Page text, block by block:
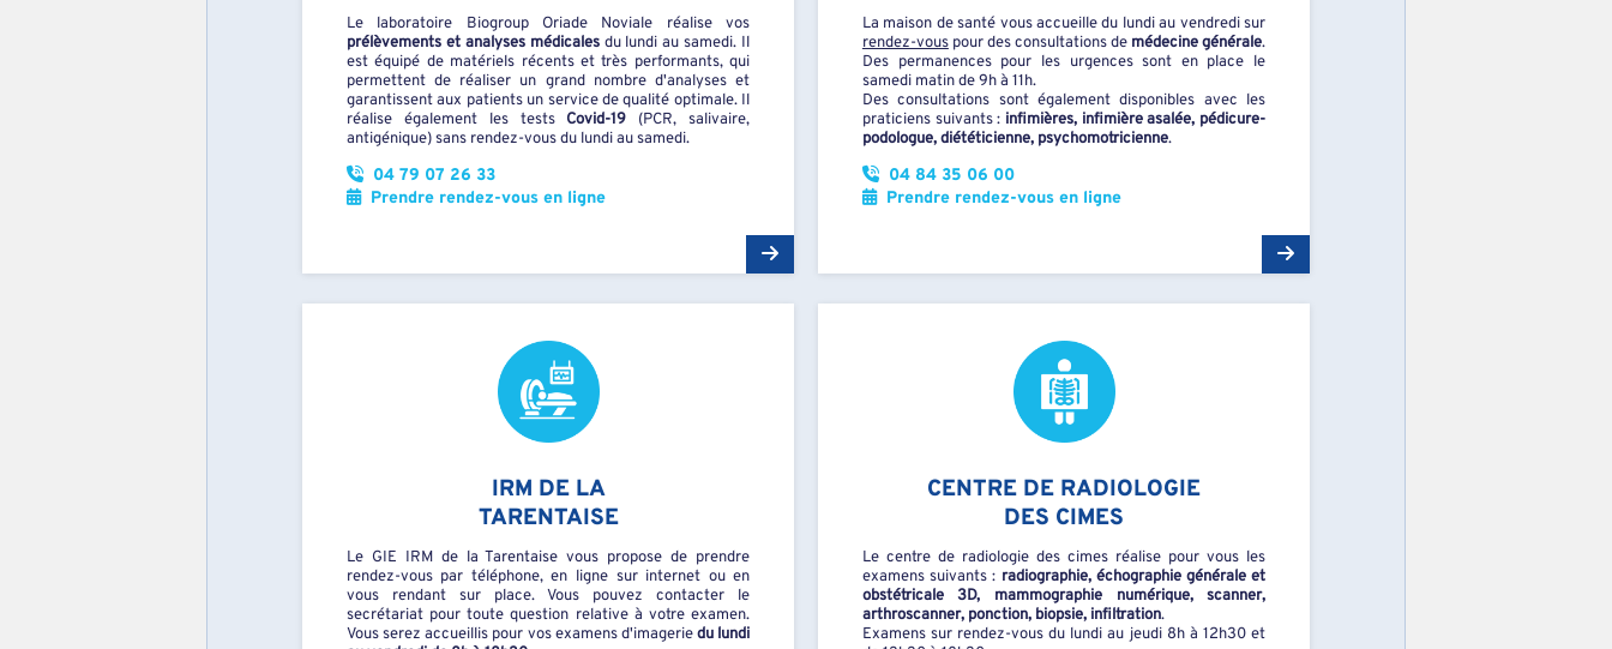
Le laboratoire Biogroup Oriade Noviale réalise vos
prélèvements et analyses médicalesdu lundi au samedi. Il
est équipé de matériels récents et très performants, qui
permettent de réaliser un grand nombre d'analyses et
garantissent aux patients un service de qualité optimale. Il
réalise également les tests Covid-19 (PCR, salivaire,
antigénique) sans rendez-vous du lundi au samedi.
04 79 07 26 33
Prendre rendez-vous en ligne
La maison de santé vous accueille du lundi au vendredi sur
rendez-vouspour des consultations de médecine générale.
Des permanences pour les urgences sont en place le
samedi matin de 9h à 11h.
Des consultations sont également disponibles avec les
praticiens suivants : infimières, infimière asalée, pédicure-
podologue, diététicienne, psychomotricienne.
04 84 35 06 00
Prendre rendez-vous en ligne
IRM DE LA
TARENTAISE
Le GIE IRM de la Tarentaise vous propose de prendre
rendez-vous par téléphone, en ligne sur internet ou en
vous rendant sur place. Vous pouvez contacter le
secrétariat pour toute question relative à votre examen.
Vous serez accueillis pour vos examens d'imageriedu lundi
CENTRE DE RADIOLOGIE
DES CIMES
Le centre de radiologie des cimes réalise pour vous les
examens suivants : radiographie, échographie générale et
obstétricale 3D, mammographie numérique, scanner,
arthroscanner, ponction, biopsie, infiltration.
Examens sur rendez-vous du lundi au jeudi 8h à 12h30 et